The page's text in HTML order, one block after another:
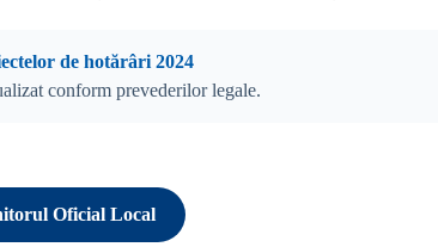
de hotărâri 2024
conform prevederilor legale.
Oficial Local